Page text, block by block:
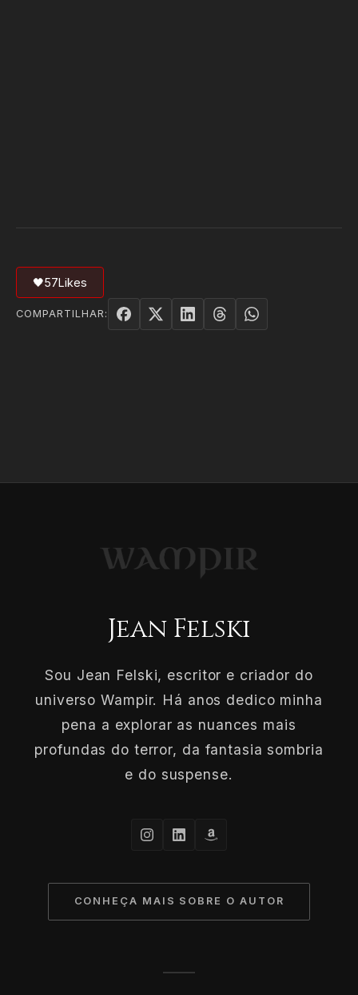
🖤57Likes
COMPARTILHAR:
Jean Felski
Sou Jean Felski, escritor e criador do
universo Wampir. Há anos dedico minha
pena a explorar as nuances mais
profundas do terror, da fantasia sombria
e do suspense.
CONHEÇA MAIS SOBRE O AUTOR